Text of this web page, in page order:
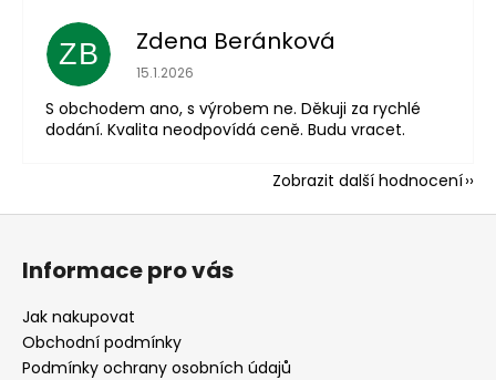
ZB Zdena Beránková
Hodnocení obchodu je 1 z 5 hvězdiček.
15.1.2026
S obchodem ano, s výrobem ne. Děkuji za rychlé
dodání. Kvalita neodpovídá ceně. Budu vracet.
Zobrazit další hodnocení
Z
Informace pro vás
Jak nakupovat
Obchodní podmínky
Podmínky ochrany osobních údajů